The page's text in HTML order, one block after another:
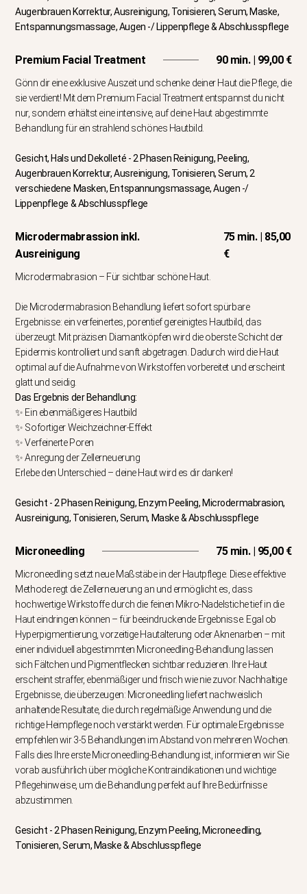
Augenbrauen Korrektur, Ausreinigung, Tonisieren, Serum, Maske,
Entspannungsmassage, Augen -/ Lippenpflege & Abschlusspflege
Premium Facial Treatment 90 min. | 99,00 €
Gönn dir eine exklusive Auszeit und schenke deiner Haut die Pflege, die
sie verdient! Mit dem Premium Facial Treatment entspannst du nicht
nur, sondern erhältst eine intensive, auf deine Haut abgestimmte
Behandlung für ein strahlend schönes Hautbild.
Gesicht, Hals und Dekolleté - 2 Phasen Reinigung, Peeling,
Augenbrauen Korrektur, Ausreinigung, Tonisieren, Serum, 2
verschiedene Masken, Entspannungsmassage, Augen -/
Lippenpflege & Abschlusspflege
Microdermabrassion inkl.
Ausreinigung
75 min. | 85,00
€
Microdermabrasion – Für sichtbar schöne Haut.
Die Microdermabrasion Behandlung liefert sofort spürbare
Ergebnisse: ein verfeinertes, porentief gereinigtes Hautbild, das
überzeugt. Mit präzisen Diamantköpfen wird die oberste Schicht der
Epidermis kontrolliert und sanft abgetragen. Dadurch wird die Haut
optimal auf die Aufnahme von Wirkstoffen vorbereitet und erscheint
glatt und seidig.
Das Ergebnis der Behandlung:
✨ Ein ebenmäßigeres Hautbild
✨ Sofortiger Weichzeichner-Effekt
✨ Verfeinerte Poren
✨ Anregung der Zellerneuerung
Erlebe den Unterschied – deine Haut wird es dir danken!
Gesicht - 2 Phasen Reinigung, Enzym Peeling, Microdermabrasion,
Ausreinigung, Tonisieren, Serum, Maske & Abschlusspflege
Microneedling 75 min. | 95,00 €
Microneedling setzt neue Maßstäbe in der Hautpflege. Diese effektive
Methode regt die Zellerneuerung an und ermöglicht es, dass
hochwertige Wirkstoffe durch die feinen Mikro-Nadelstiche tief in die
Haut eindringen können – für beeindruckende Ergebnisse. Egal ob
Hyperpigmentierung, vorzeitige Hautalterung oder Aknenarben – mit
einer individuell abgestimmten Microneedling-Behandlung lassen
sich Fältchen und Pigmentflecken sichtbar reduzieren. Ihre Haut
erscheint straffer, ebenmäßiger und frisch wie nie zuvor. Nachhaltige
Ergebnisse, die überzeugen: Microneedling liefert nachweislich
anhaltende Resultate, die durch regelmäßige Anwendung und die
richtige Heimpflege noch verstärkt werden. Für optimale Ergebnisse
empfehlen wir 3-5 Behandlungen im Abstand von mehreren Wochen.
Falls dies Ihre erste Microneedling-Behandlung ist, informieren wir Sie
vorab ausführlich über mögliche Kontraindikationen und wichtige
Pflegehinweise, um die Behandlung perfekt auf Ihre Bedürfnisse
abzustimmen.
Gesicht - 2 Phasen Reinigung, Enzym Peeling, Microneedling,
Tonisieren, Serum, Maske & Abschlusspflege